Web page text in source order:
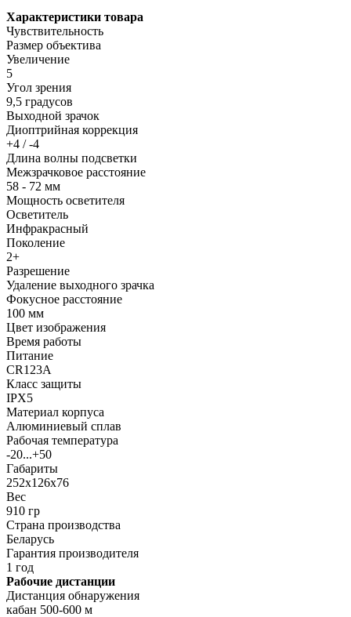
Характеристики товара
Чувствительность
Размер объектива
Увеличение
5
Угол зрения
9,5 градусов
Выходной зрачок
Диоптрийная коррекция
+4 / -4
Длина волны подсветки
Межзрачковое расстояние
58 - 72 мм
Мощность осветителя
Осветитель
Инфракрасный
Поколение
2+
Разрешение
Удаление выходного зрачка
Фокусное расстояние
100 мм
Цвет изображения
Время работы
Питание
CR123A
Класс защиты
IPX5
Материал корпуса
Алюминиевый сплав
Рабочая температура
-20...+50
Габариты
252х126х76
Вес
910 гр
Страна производства
Беларусь
Гарантия производителя
1 год
Рабочие дистанции
Дистанция обнаружения
кабан 500-600 м